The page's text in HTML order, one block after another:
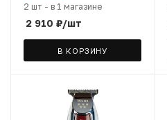
2 шт - в 1 магазине
2 910 ₽/шт
В КОРЗИНУ